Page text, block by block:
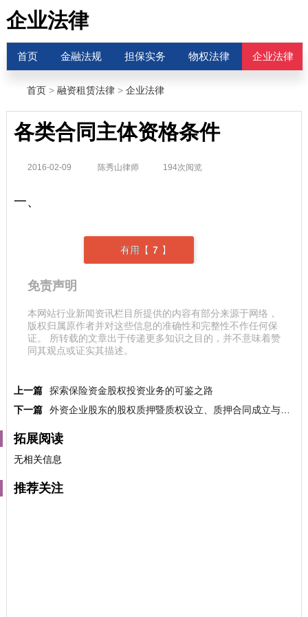
企业法律
首页 金融法规 担保实务 物权法律 企业法律
首页> 融资租赁法律> 企业法律
各类合同主体资格条件
2016-02-09 陈秀山律师 194次阅览
一、
有用【 7 】
免责声明
本网站行业新闻资讯栏目所提供的内容有部分来源于网络，
版权归属原作者并对这些信息的准确性和完整性不作任何保
证。 所转载的文章出于传递更多知识之目的，并不意味着赞
同其观点或证实其描述。
上一篇
探索保险资金股权投资业务的可鉴之路
下一篇
外资企业股东的股权质押暨质权设立、质押合同成立与生效的政策法规比对
拓展阅读
无相关信息
推荐关注